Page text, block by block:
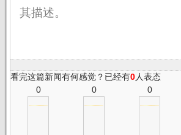
其描述。
看完这篇新闻有何感觉？已经有0人表态
0
0 0